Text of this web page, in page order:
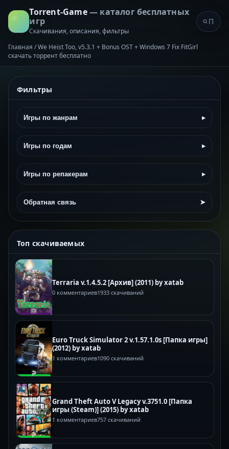
Torrent-Game— каталог бесплатных
игр
Скачивания, описания, фильтры
Главная /We Heist Too, v5.3.1 + Bonus OST + Windows 7 Fix FitGirl
скачать торрент бесплатно
Фильтры
Игры по жанрам ▸
Игры по годам ▸
Игры по репакерам ▸
Обратная связь ➤
Топ скачиваемых
Terraria v.1.4.5.2 [Архив] (2011) by xatab
0 комментариев1933 скачиваний
Euro Truck Simulator 2 v.1.57.1.0s [Папка игры]
(2012) by xatab
1 комментариев1090 скачиваний
Grand Theft Auto V Legacy v.3751.0 [Папка
игры (Steam)] (2015) by xatab
1 комментариев757 скачиваний